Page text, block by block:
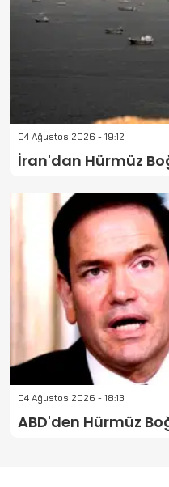
04 Ağustos 2026 - 19:12
İran'dan Hürmüz
04 Ağustos 2026 - 18:13
ABD'den Hürmüz